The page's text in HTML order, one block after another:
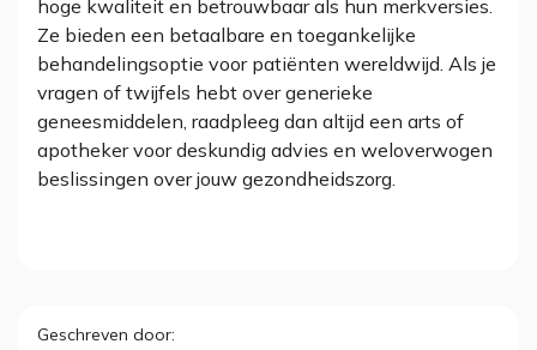
hoge kwaliteit en betrouwbaar als hun merkversies.
Ze bieden een betaalbare en toegankelijke
behandelingsoptie voor patiënten wereldwijd. Als je
vragen of twijfels hebt over generieke
geneesmiddelen, raadpleeg dan altijd een arts of
apotheker voor deskundig advies en weloverwogen
beslissingen over jouw gezondheidszorg.
Geschreven door